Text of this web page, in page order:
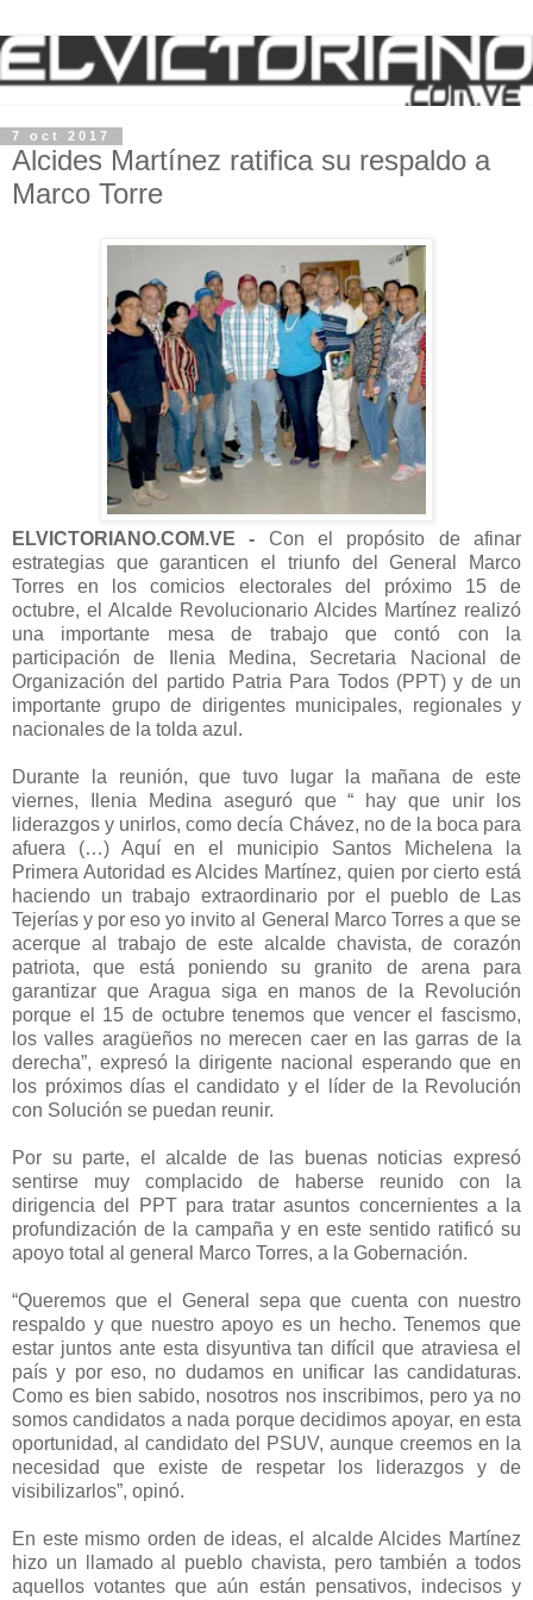
7 oct 2017
Alcides Martínez ratifica su respaldo a
Marco Torre
ELVICTORIANO.COM.VE - Con el propósito de afinar
estrategias que garanticen el triunfo del General Marco
Torres en los comicios electorales del próximo 15 de
octubre, el Alcalde Revolucionario Alcides Martínez realizó
una importante mesa de trabajo que contó con la
participación de Ilenia Medina, Secretaria Nacional de
Organización del partido Patria Para Todos (PPT) y de un
importante grupo de dirigentes municipales, regionales y
nacionales de la tolda azul.
Durante la reunión, que tuvo lugar la mañana de este
viernes, Ilenia Medina aseguró que “ hay que unir los
liderazgos y unirlos, como decía Chávez, no de la boca para
afuera (…) Aquí en el municipio Santos Michelena la
Primera Autoridad es Alcides Martínez, quien por cierto está
haciendo un trabajo extraordinario por el pueblo de Las
Tejerías y por eso yo invito al General Marco Torres a que se
acerque al trabajo de este alcalde chavista, de corazón
patriota, que está poniendo su granito de arena para
garantizar que Aragua siga en manos de la Revolución
porque el 15 de octubre tenemos que vencer el fascismo,
los valles aragüeños no merecen caer en las garras de la
derecha”, expresó la dirigente nacional esperando que en
los próximos días el candidato y el líder de la Revolución
con Solución se puedan reunir.
Por su parte, el alcalde de las buenas noticias expresó
sentirse muy complacido de haberse reunido con la
dirigencia del PPT para tratar asuntos concernientes a la
profundización de la campaña y en este sentido ratificó su
apoyo total al general Marco Torres, a la Gobernación.
“Queremos que el General sepa que cuenta con nuestro
respaldo y que nuestro apoyo es un hecho. Tenemos que
estar juntos ante esta disyuntiva tan difícil que atraviesa el
país y por eso, no dudamos en unificar las candidaturas.
Como es bien sabido, nosotros nos inscribimos, pero ya no
somos candidatos a nada porque decidimos apoyar, en esta
oportunidad, al candidato del PSUV, aunque creemos en la
necesidad que existe de respetar los liderazgos y de
visibilizarlos”, opinó.
En este mismo orden de ideas, el alcalde Alcides Martínez
hizo un llamado al pueblo chavista, pero también a todos
aquellos votantes que aún están pensativos, indecisos y